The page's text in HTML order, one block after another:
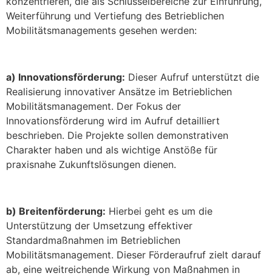
Weiterführung und Vertiefung des Betrieblichen
Mobilitätsmanagements gesehen werden:
a) Innovationsförderung: Dieser Aufruf unterstützt die
Realisierung innovativer Ansätze im Betrieblichen
Mobilitätsmanagement. Der Fokus der
Innovationsförderung wird im Aufruf detailliert
beschrieben. Die Projekte sollen demonstrativen
Charakter haben und als wichtige Anstöße für
praxisnahe Zukunftslösungen dienen.
b) Breitenförderung: Hierbei geht es um die
Unterstützung der Umsetzung effektiver
Standardmaßnahmen im Betrieblichen
Mobilitätsmanagement. Dieser Förderaufruf zielt darauf
ab, eine weitreichende Wirkung von Maßnahmen in